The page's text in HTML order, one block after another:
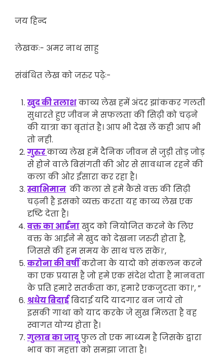
जय हिन्द
लेखकः- अमर नाथ साहु
संबंधित लेख को जरुर पढ़ेः-
खुद की तलाशकाव्य लेख हमें अंदर झांककर गलती
सुधारते हुए जीवन मे सफलता की सिढ़ी को चढ़ने
की यात्रा का बृतांत है। आप भी देख लें कही आप भी
तो नही.
गुरुरकाव्य लेख हमें दैनिक जीवन से जुड़ी तोड़ जोड़
से होने वाले बिसंगती की ओर से सावधान रहने की
कला की ओर ईसारा कर रहा है।
स्वाभिमान की कला से हमे कैसे वक्त की सिढ़ी
चढ़नी है इसको व्यक्त करता यह काव्य लेख एक
दृष्टि देता है।
वक्त का आईनाखुद को नियोजित करने के लिए
वक्त के आईने मे खुद को देखना जरुरी होता है,
जिससे की हम समय के साथ चल सके।’,
करोना की वर्षीकरोना के यादो को संकलन करने
का एक प्रयास है जो हमे एक संदेश दोता है मानवता
के प्रति हमारे सतर्कता का, हमारे एकजुटता का।’, ”
श्रधेय बिदाईबिदाई यदि यादगार बन जाये तो
इसकी गाथा को याद करके जे सुख मिलता है वह
स्वागत योग्य होता है।
गुलाब का जादूफुल तो एक माध्यम है जिसके द्वारा
भाव का महत्ता को समझा जाता है।